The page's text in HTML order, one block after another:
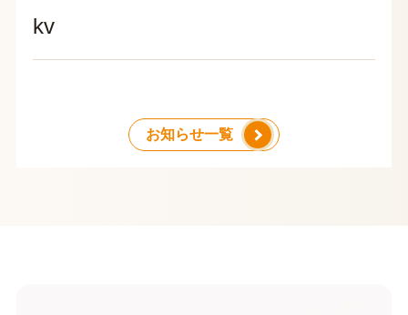
kv
お知らせ一覧